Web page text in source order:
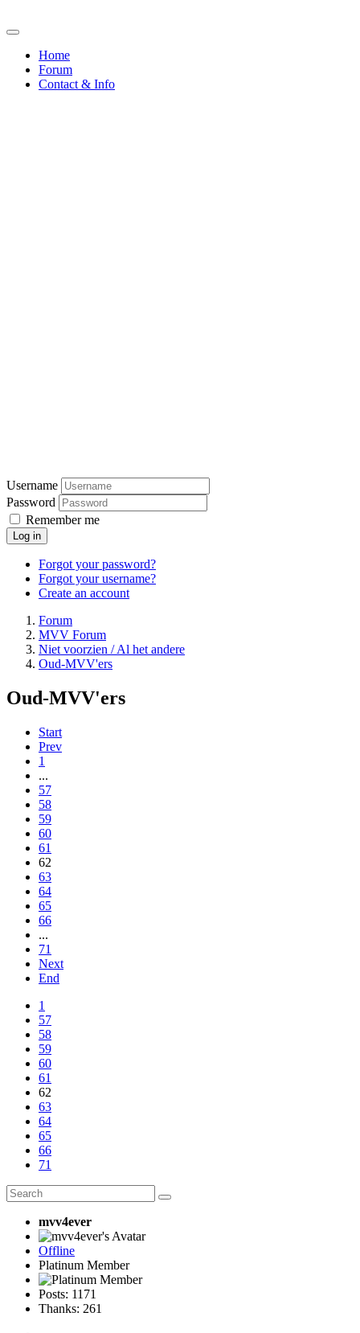
Home
Forum
Contact & Info
Username
Password
Remember me
Log in
Forgot your password?
Forgot your username?
Create an account
Forum
MVV Forum
Niet voorzien / Al het andere
Oud-MVV'ers
Oud-MVV'ers
Start
Prev
1
...
57
58
59
60
61
62
63
64
65
66
...
71
Next
End
1
57
58
59
60
61
62
63
64
65
66
71
mvv4ever
Offline
Platinum Member
Posts: 1171
Thanks: 261